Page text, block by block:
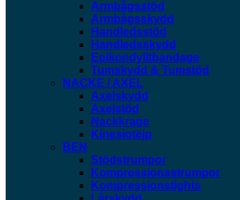
Armbågsstöd
Armbågsskydd
Handledsstöd
Handledsskydd
Epikondylitbandage
Tumskydd & Tumstöd
NACKE / AXEL
Axelskydd
Axelstöd
Nackkrage
Kinesiotejp
BEN
Stödstrumpor
Kompressionsstrumpor
Kompressionstights